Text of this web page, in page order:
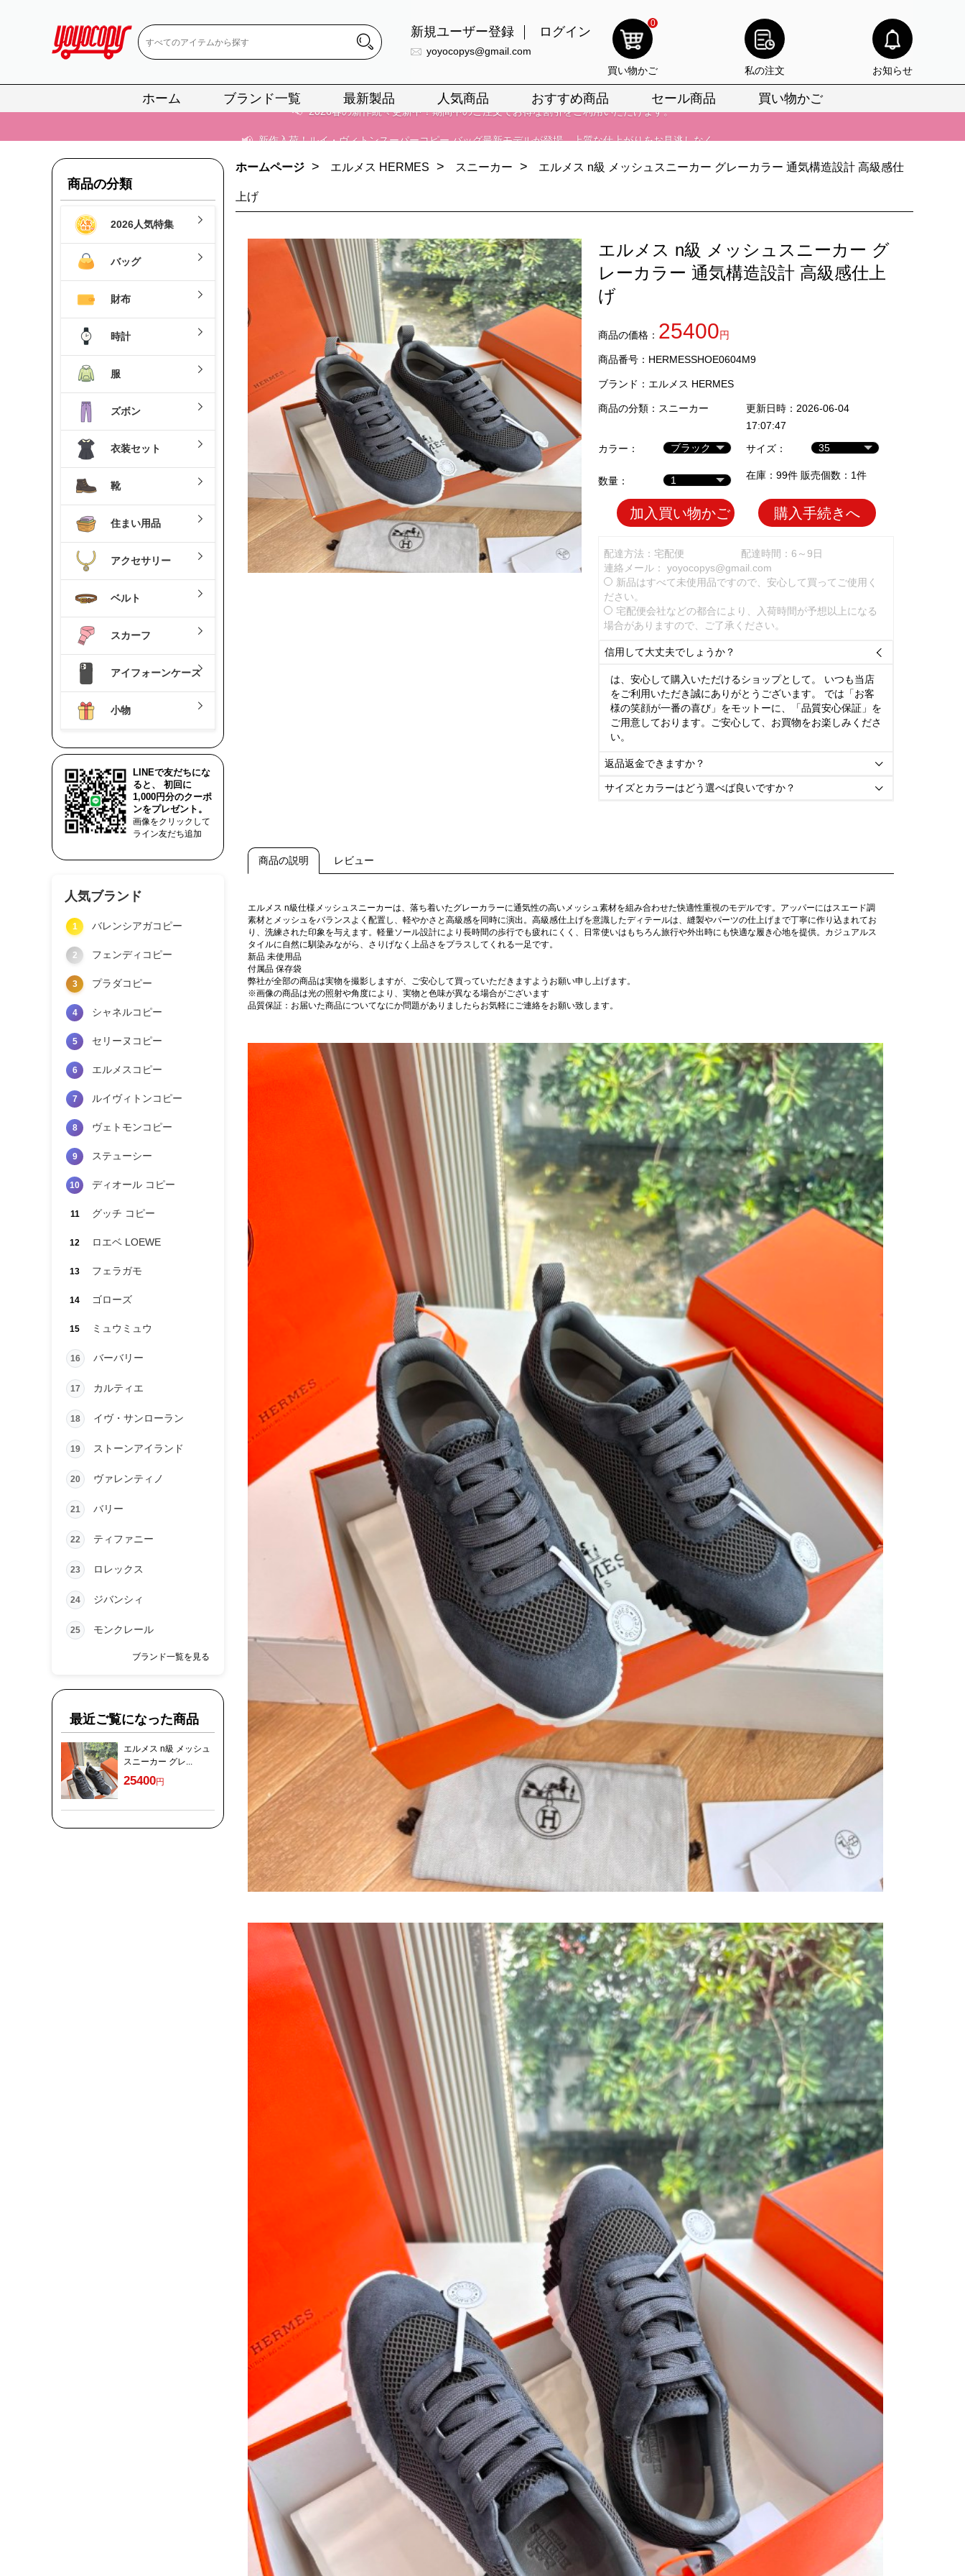
新規ユーザー登録 ログイン
yoyocopys@gmail.com
0
買い物かご 私の注文 お知らせ
ホーム ブランド一覧 最新製品 人気商品 おすすめ商品 セール商品 買い物かご
📢 当店は正真正銘のn級スーパーコピーのみ取扱い。最高品質の再現度を安心してお選びいただけます。
📢 2026春の新作続々更新中！期間中のご注文でお得な割引をご利用いただけます。
📢 新作入荷！ルイ・ヴィトンスーパーコピー バッグ最新モデルが登場。上質な仕上がりをお見逃しなく。
📢 当店は正真正銘のn級スーパーコピーのみ取扱い。最高品質の再現度を安心してお選びいただけます。
📢 2026春の新作続々更新中！期間中のご注文でお得な割引をご利用いただけます。
📢
商品の分類
2026人気特集
バッグ
財布
時計
服
ズボン
衣装セット
靴
住まい用品
アクセサリー
ベルト
スカーフ
アイフォーンケース
小物
LINEで友だちにな
ると、 初回に
1,000円分のクーポ
ンをプレゼント。
画像をクリックして
ライン友だち追加
人気ブランド
1 バレンシアガコピー
2 フェンディコピー
3 プラダコピー
4 シャネルコピー
5 セリーヌコピー
6 エルメスコピー
7 ルイヴィトンコピー
8 ヴェトモンコピー
9 ステューシー
10 ディオール コピー
11 グッチ コピー
12 ロエベ LOEWE
13 フェラガモ
14 ゴローズ
15 ミュウミュウ
16 バーバリー
17 カルティエ
18 イヴ・サンローラン
19 ストーンアイランド
20 ヴァレンティノ
21 バリー
22 ティファニー
23 ロレックス
24 ジバンシィ
25 モンクレール
ブランド一覧を見る
最近ご覧になった商品
エルメス n級 メッシュ
スニーカー グレ...
25400円
ホームページ > エルメス HERMES > スニーカー > エルメス n級 メッシュスニーカー グレーカラー 通気構造設計 高級感仕
上げ
エルメス n級 メッシュスニーカー グ
レーカラー 通気構造設計 高級感仕上
げ
商品の価格： 25400円
商品番号：HERMESSHOE0604M9
ブランド： エルメス HERMES
商品の分類： スニーカー
更新日時：2026-06-04
17:07:47
カラー：
サイズ：
数量： 在庫：99件 販売個数：1件
加入買い物かご 購入手続きへ
配達方法：宅配便
配達時間：6～9日
連絡メール： yoyocopys@gmail.com
新品はすべて未使用品ですので、安心して買ってご使用く
ださい。
宅配便会社などの都合により、入荷時間が予想以上になる
場合がありますので、ご了承ください。
信用して大丈夫でしょうか？ 
は、安心して購入いただけるショップとして。 いつも当店
をご利用いただき誠にありがとうございます。 では「お客
様の笑顔が一番の喜び」をモットーに、「品質安心保証」を
ご用意しております。ご安心して、お買物をお楽しみくださ
い。
返品返金できますか？ 
サイズとカラーはどう選べば良いですか？ 
商品の説明 レビュー
エルメス n級仕様メッシュスニーカーは、落ち着いたグレーカラーに通気性の高いメッシュ素材を組み合わせた快適性重視のモデルです。アッパーにはスエード調
素材とメッシュをバランスよく配置し、軽やかさと高級感を同時に演出。高級感仕上げを意識したディテールは、縫製やパーツの仕上げまで丁寧に作り込まれてお
り、洗練された印象を与えます。軽量ソール設計により長時間の歩行でも疲れにくく、日常使いはもちろん旅行や外出時にも快適な履き心地を提供。カジュアルス
タイルに自然に馴染みながら、さりげなく上品さをプラスしてくれる一足です。
新品 未使用品
付属品 保存袋
弊社が全部の商品は実物を撮影しますが、ご安心して買っていただきますようお願い申し上げます。
※画像の商品は光の照射や角度により、実物と色味が異なる場合がございます
品質保証：お届いた商品についてなにか問題がありましたらお気軽にご連絡をお願い致します。